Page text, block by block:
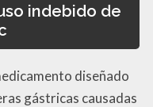
indebido de
diseñado
gástricas causadas